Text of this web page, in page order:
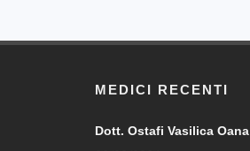
MEDICI RECENTI
Dott. Ostafi Vasilica Oana